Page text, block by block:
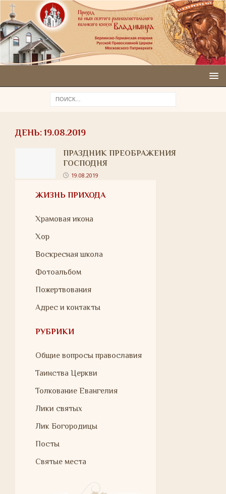
ДЕНЬ: 19.08.2019
ПРАЗДНИК ПРЕОБРАЖЕНИЯ
ГОСПОДНЯ
19.08.2019
ЖИЗНЬ ПРИХОДА
Храмовая икона
Хор
Воскресная школа
Фотоальбом
Пожертвования
Адрес и контакты
РУБРИКИ
Общие вопросы православия
Таинства Церкви
Толкование Евангелия
Лики святых
Лик Богородицы
Посты
Святые места